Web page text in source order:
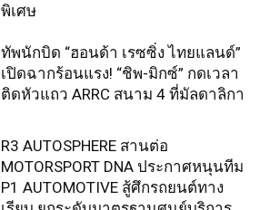
พิเศษ
ทัพนักบิด “ฮอนด้า เรซซิ่ง ไทยแลนด์”
เปิดฉากร้อนแรง! “ชิพ-มิกซ์” กดเวลา
ติดหัวแถว ARRC สนาม 4 ที่มัลดาลิกา
R3 AUTOSPHERE สานต่อ
MOTORSPORT DNA ประกาศหนุนทีม
P1 AUTOMOTIVE สู้ศึกรถยนต์ทาง